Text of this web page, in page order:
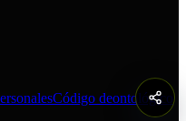
Código deontológico